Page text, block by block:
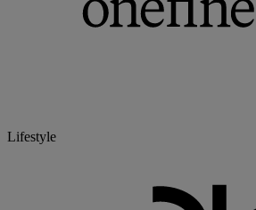
Lifestyle